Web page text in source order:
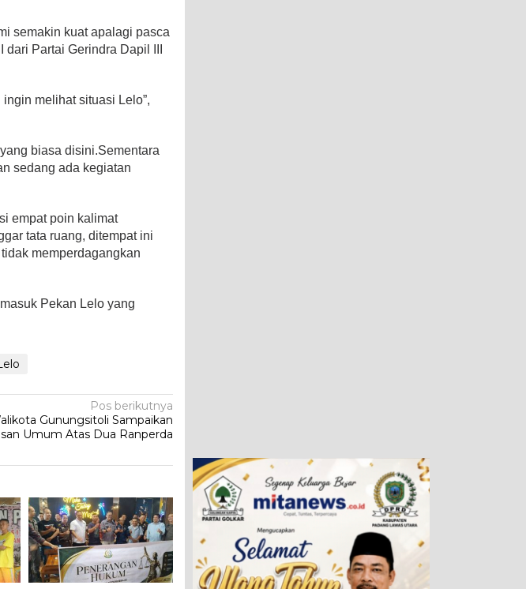
semakin kuat apalagi pasca
Partai Gerindra Dapil III
melihat situasi Lelo”,
biasa disini.Sementara
sedang ada kegiatan
empat poin kalimat
tata ruang, ditempat ini
memperdagangkan
Pekan Lelo yang
Pos berikutnya
Gunungsitoli Sampaikan
Umum Atas Dua Ranperda